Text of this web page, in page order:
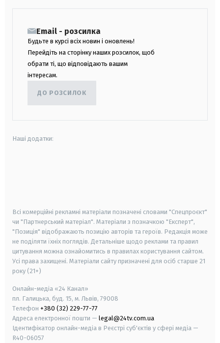
Email - розсилка
Будьте в курсі всіх новин і оновлень!
Перейдіть на сторінку наших розсилок, щоб
обрати ті, що відповідають вашим
інтересам.
ДО РОЗСИЛОК
Наші додатки:
Всі комерційні рекламні матеріали позначені словами "Спецпроєкт"
чи "Партнерський матеріал". Матеріали з позначкою "Експерт",
"Позиція" відображають позицію авторів та героїв. Редакція може
не поділяти їхніх поглядів. Детальніше щодо реклами та правил
цитування можна ознайомитись в правилах користування сайтом.
Усі права захищені. Матеріали сайту призначені для осіб старше 21
року (21+)
Онлайн-медіа «24 Канал»
пл. Галицька, буд. 15, м. Львів, 79008
Телефон +380 (32) 229-77-77
Адреса електронної пошти — legal@24tv.com.ua
Ідентифікатор онлайн-медіа в Реєстрі суб'єктів у сфері медіа —
R40-06057